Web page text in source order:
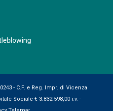
- C.F. e Reg. Impr. di Vicenza
Sociale € 3.832.598,00 i.v. -